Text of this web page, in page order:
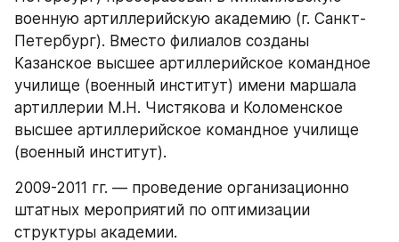
военную артиллерийскую академию (г. Санкт-
Петербург). Вместо филиалов созданы
Казанское высшее артиллерийское командное
училище (военный институт) имени маршала
артиллерии М.Н. Чистякова и Коломенское
высшее артиллерийское командное училище
(военный институт).
2009-2011 гг. — проведение организационно
штатных мероприятий по оптимизации
структуры академии.